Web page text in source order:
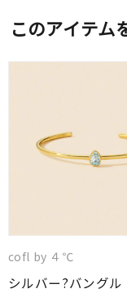
このアイテム
cofl by ４℃
シルバー?バングル